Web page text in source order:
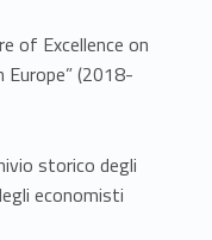
of Excellence on
Europe” (2018-
storico degli
economisti